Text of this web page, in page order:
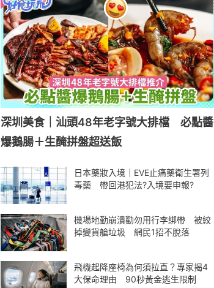
深圳美食｜汕頭48年老字號大排檔 必點醬
爆鵝腸＋生醃拼盤超送飯
日本藥妝入境｜EVE止痛藥衛生署列
毒藥 帶回港犯法?入境要申報?
機場地勤崩潰勸勿用行李綁帶 被絞
掉變貨艙垃圾 網民1招不脫落
飛機起降座椅為何須拉直？專家揭4
大保命理由 90秒黃金逃生限制